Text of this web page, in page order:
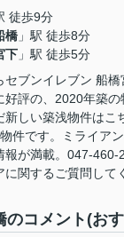
徒歩9分
橋 」駅 徒歩8分
下 」駅 徒歩5分
セブンイレブン 船
好評の、2020年築の
新しい築浅物件はこ
件です。ミライア
報が満載。047-460-
関するご質問して
のコメント(お